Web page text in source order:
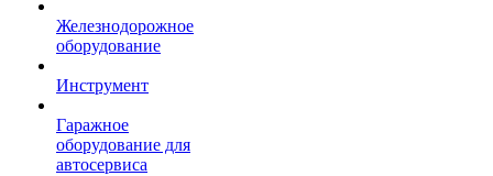
Железнодорожное
оборудование
Инструмент
Гаражное
оборудование для
автосервиса